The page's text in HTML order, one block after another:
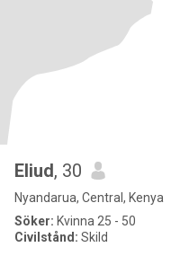
Eliud, 30
Nyandarua, Central, Kenya
Söker: Kvinna 25 - 50
Civilstånd: Skild